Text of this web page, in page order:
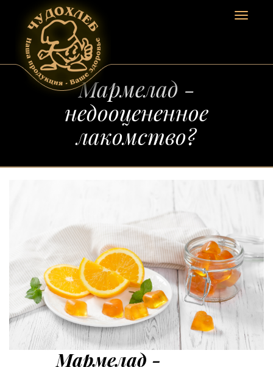
Toggle
Мармелад -
недооцененное
лакомство?
Мармелад -